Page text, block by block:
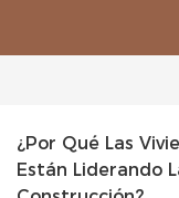
¿Por Qué Las
Están Liderando